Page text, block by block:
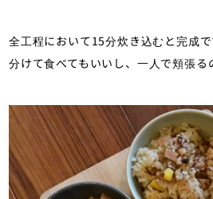
全工程において15分炊き込むと完成
分けて食べてもいいし、一人で頬張る